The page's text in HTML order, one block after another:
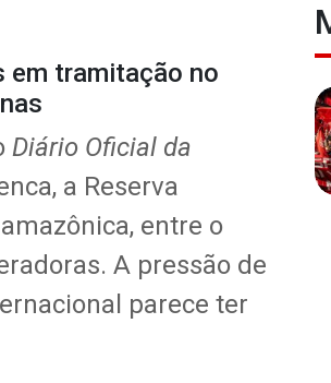
em tramitação no
Diário Oficial da
a Reserva
entre o
A pressão de
parece ter